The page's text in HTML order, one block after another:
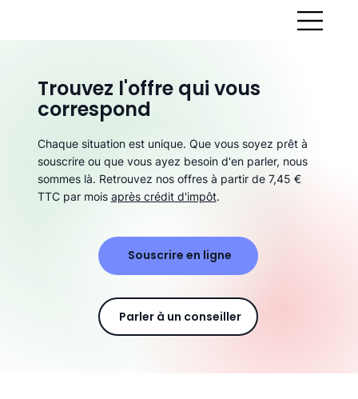
Trouvez l'offre qui vous
correspond
Chaque situation est unique. Que vous soyez prêt à
souscrire ou que vous ayez besoin d'en parler, nous
sommes là. Retrouvez nos offres à partir de 7,45 €
TTC par mois après crédit d'impôt.
Souscrire en ligne
Parler à un conseiller